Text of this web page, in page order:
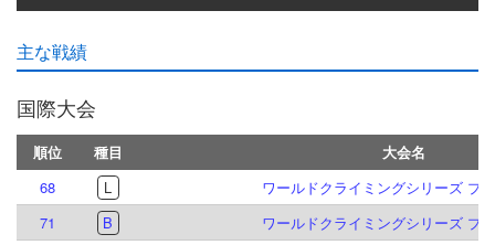
主な戦績
国際大会
順位 種目
大会名
68
L
ワールドクライミングシリーズ プ
71
B
ワールドクライミングシリーズ プ